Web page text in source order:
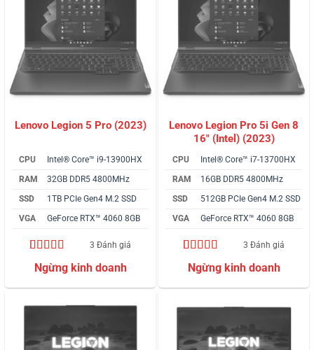
Lenovo Legion 5 Pro (2023)
CPU
Intel® Core™ i9-13900HX
RAM
32GB DDR5 4800MHz
SSD
1TB PCIe Gen4 M.2 SSD
VGA
GeForce RTX™ 4060 8GB
5.00 trên 5
dựa trên
3
3 Đánh giá
Lenovo Legion Pro 5i Gen 8
16″ (Intel) (2023)
CPU
Intel® Core™ i7-13700HX
RAM
16GB DDR5 4800MHz
SSD
512GB PCIe Gen4 M.2 SSD
VGA
GeForce RTX™ 4060 8GB
5.00 trên 5
dựa trên
3
3 Đánh giá